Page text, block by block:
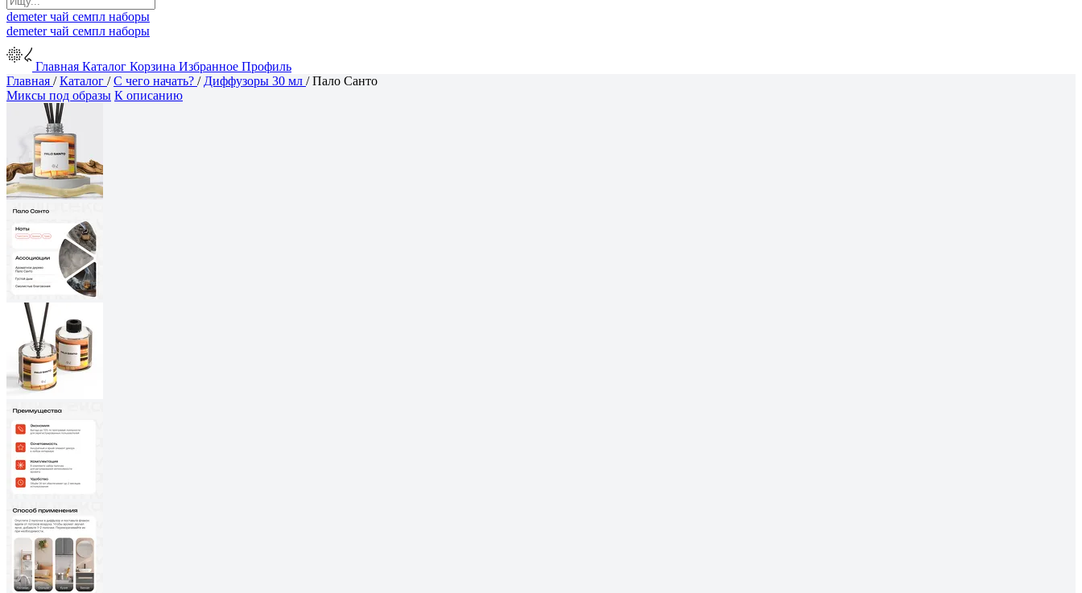
demeterчай семпл наборы
demeterчай семпл наборы
Главная Каталог Корзина Избранное Профиль
Главная /Каталог /С чего начать? / Диффузоры 30 мл /Пало Санто
Миксы под образы К описанию